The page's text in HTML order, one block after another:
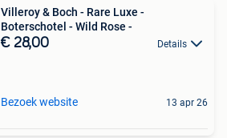
Villeroy & Boch - Rare Luxe -
Boterschotel - Wild Rose -
€ 28,00 Details
Bezoek website 13 apr 26